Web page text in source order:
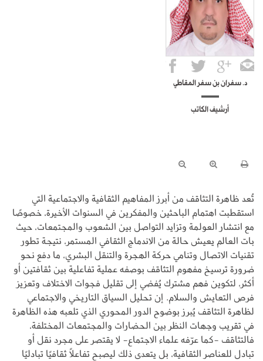
د. سفران بن سفر المقاطي
أرشيف الكاتب
تُعد ظاهرة التثاقف من أبرز المفاهيم الثقافية والاجتماعية التي
استقطبت اهتمام الباحثين والمفكرين في السنوات الأخيرة، خصوصًا
مع انتشار العولمة وتزايد التواصل بين الشعوب والمجتمعات، حيث
بات العالم يعيش حالة من الاندماج الثقافي المستمر، نتيجة تطور
تقنيات الاتصال وتنامي حركة الهجرة والتنقل البشري، ما دفع نحو
ضرورة ترسيخ مفهوم التثاقف بوصفه عملية تفاعلية بين ثقافتين أو
أكثر، لتكوين فهم مشترك يُفضي إلى تقليل فجوات الاختلاف وتعزيز
فرص التعايش والسلام. إن تحليل السياق التاريخي والاجتماعي
لظاهرة التثاقف يُبرز بوضوح الدور المحوري الذي تلعبه هذه الظاهرة
في تقريب وجهات النظر بين الحضارات والمجتمعات المختلفة،
فالتثاقف -كما عرّفه علماء الاجتماع- لا يقتصر على مجرد نقل أو
تبادل للعناصر الثقافية، بل يتعدى ذلك ليصبح تفاعلاً ثقافيًا تبادليًا